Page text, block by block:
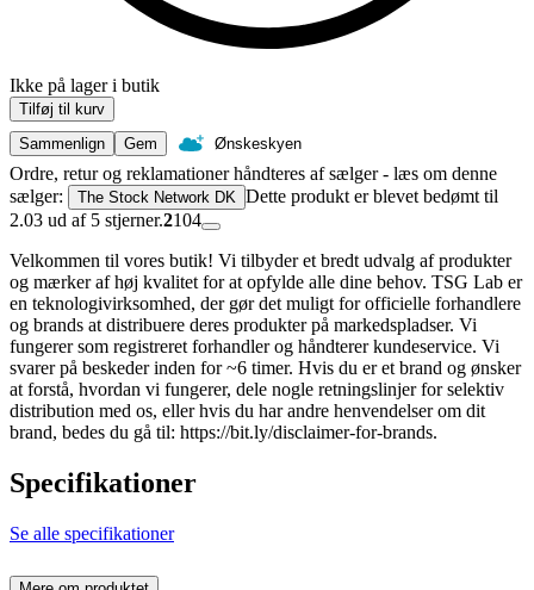
Ikke på lager i butik
Tilføj til kurv
Sammenlign
Gem Ønskeskyen
Ordre, retur og reklamationer håndteres af sælger - læs om denne
sælger:
The Stock Network DK Dette produkt er blevet bedømt til
2.03 ud af 5 stjerner.2104
Velkommen til vores butik! Vi tilbyder et bredt udvalg af produkter
og mærker af høj kvalitet for at opfylde alle dine behov. TSG Lab er
en teknologivirksomhed, der gør det muligt for officielle forhandlere
og brands at distribuere deres produkter på markedspladser. Vi
fungerer som registreret forhandler og håndterer kundeservice. Vi
svarer på beskeder inden for ~6 timer. Hvis du er et brand og ønsker
at forstå, hvordan vi fungerer, dele nogle retningslinjer for selektiv
distribution med os, eller hvis du har andre henvendelser om dit
brand, bedes du gå til: https://bit.ly/disclaimer-for-brands.
Specifikationer
Se alle specifikationer